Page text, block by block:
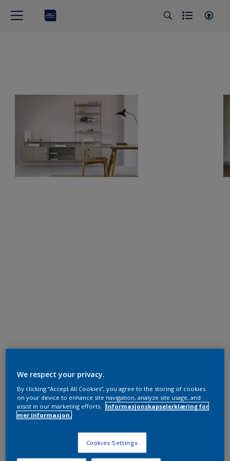
We respect your privacy.
By clicking “Accept All Cookies”, you agree to the storing of cookies
on your device to enhance site navigation, analyze site usage, and
assist in our marketing efforts.
Informasjonskapselerklæring for
mer informasjon.
Cookies Settings